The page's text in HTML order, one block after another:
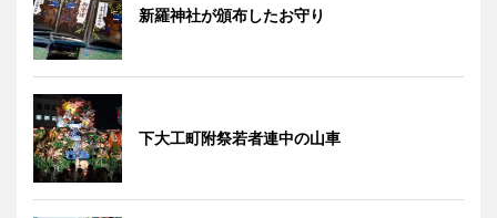
新羅神社が頒布したお守り
下大工町附祭若者連中の山車